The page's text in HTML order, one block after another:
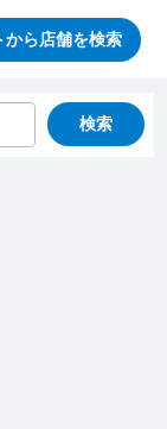
から店舗を検索
検索